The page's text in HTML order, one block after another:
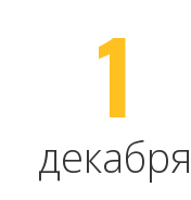
1
декабря